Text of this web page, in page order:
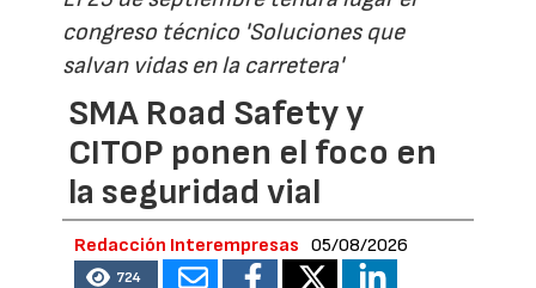
congreso técnico 'Soluciones que
salvan vidas en la carretera'
SMA Road Safety y
CITOP ponen el foco en
la seguridad vial
Redacción Interempresas 05/08/2026
724